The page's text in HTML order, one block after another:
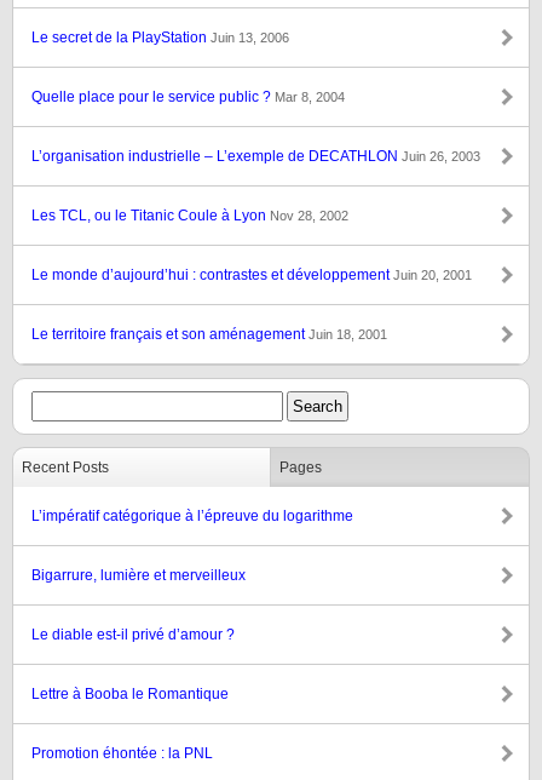
Le secret de la PlayStation Juin 13, 2006
Quelle place pour le service public ? Mar 8, 2004
L’organisation industrielle – L’exemple de DECATHLON Juin 26, 2003
Les TCL, ou le Titanic Coule à Lyon Nov 28, 2002
Le monde d’aujourd’hui : contrastes et développementJuin 20, 2001
Le territoire français et son aménagementJuin 18, 2001
Recent Posts Pages
L’impératif catégorique à l’épreuve du logarithme
Bigarrure, lumière et merveilleux
Le diable est-il privé d’amour ?
Lettre à Booba le Romantique
Promotion éhontée : la PNL